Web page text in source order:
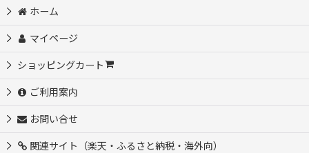
ホーム
マイページ
ショッピングカート
ご利用案内
お問い合せ
関連サイト（楽天・ふるさと納税・海外向）